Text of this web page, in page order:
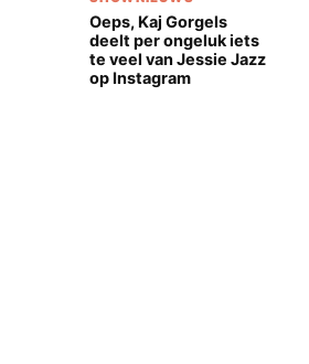
Oeps, Kaj Gorgels
deelt per ongeluk iets
te veel van Jessie Jazz
op Instagram